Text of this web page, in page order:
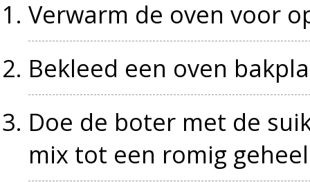
Verwarm de oven voor
Bekleed een oven
Doe de boter met de
mix tot een romig